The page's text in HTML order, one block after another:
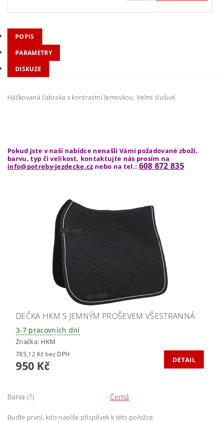
POPIS
PARAMETRY
DISKUZE
Háčkovaná čabraka s kontrastní lemovkou. Velmi slušivé.
Pokud jste v naší nabídce nenašli Vámi požadované zboží,
barvu, typ či velikost, kontaktujte nás prosím na
info@potreby-jezdecke.cz nebo na tel.: 608 872 835
DEČKA HKM S JEMNÝM PROŠEVEM VŠESTRANNÁ
3-7 pracovních dní
Značka: HKM
785,12 Kč bez DPH
950 Kč DETAIL
Barva (?) Černá
Buďte první, kdo napíše příspěvek k této položce.